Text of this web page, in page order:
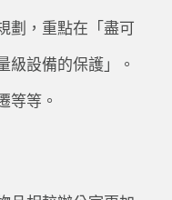
劃，重點在「盡可
級設備的保護」。
等等。